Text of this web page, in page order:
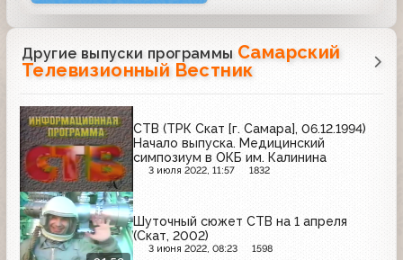
Другие выпуски программы Самарский
Телевизионный Вестник
СТВ (ТРК Скат [г. Самара], 06.12.1994)
Начало выпуска. Медицинский
симпозиум в ОКБ им. Калинина
3 июля 2022, 11:57 1832
Шуточный сюжет СТВ на 1 апреля
(Скат, 2002)
3 июня 2022, 08:23 1598